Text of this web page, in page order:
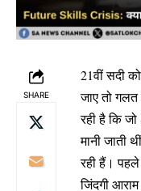
SHARE
21वीं सदी
जाए तो
रही है कि
मानी जाती
रही हैं।
जिंदगी